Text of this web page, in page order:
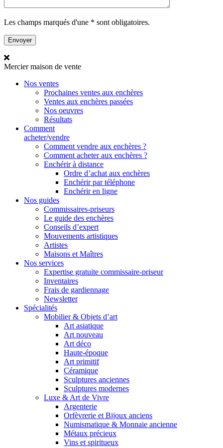
Les champs marqués d'une * sont obligatoires.
Merciermaison de vente
Nos ventes
Prochaines ventes aux enchères
Ventes aux enchères passées
Nos oeuvres
Résultats
Comment
acheter/vendre
Comment vendre aux enchères ?
Comment acheter aux enchères ?
Enchérir à distance
Ordre d’achat aux enchères
Enchérir par téléphone
Enchérir en ligne
Nos guides
Commissaires-priseurs
Le guide des enchères
Conseils d’expert
Mouvements artistiques
Artistes
Maisons et Maîtres
Nos services
Expertise gratuite commissaire-priseur
Inventaires
Frais de gardiennage
Newsletter
Spécialités
Mobilier & Objets d’art
Art asiatique
Art nouveau
Art déco
Haute-époque
Art primitif
Céramique
Sculptures anciennes
Sculptures modernes
Luxe & Art de Vivre
Argenterie
Orfèvrerie et Bijoux anciens
Numismatique & Monnaie ancienne
Métaux précieux
Vins et spiritueux